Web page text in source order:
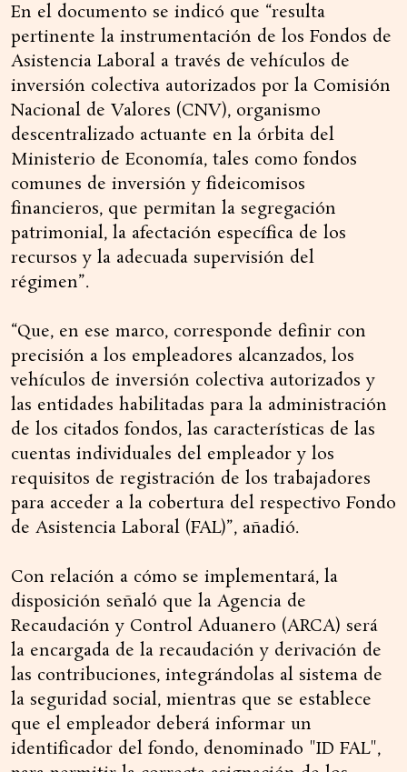
En el documento se indicó que “resulta
pertinente la instrumentación de los Fondos de
Asistencia Laboral a través de vehículos de
inversión colectiva autorizados por la Comisión
Nacional de Valores (CNV), organismo
descentralizado actuante en la órbita del
Ministerio de Economía, tales como fondos
comunes de inversión y fideicomisos
financieros, que permitan la segregación
patrimonial, la afectación específica de los
recursos y la adecuada supervisión del
régimen”.
“Que, en ese marco, corresponde definir con
precisión a los empleadores alcanzados, los
vehículos de inversión colectiva autorizados y
las entidades habilitadas para la administración
de los citados fondos, las características de las
cuentas individuales del empleador y los
requisitos de registración de los trabajadores
para acceder a la cobertura del respectivo Fondo
de Asistencia Laboral (FAL)”, añadió.
Con relación a cómo se implementará, la
disposición señaló que la Agencia de
Recaudación y Control Aduanero (ARCA) será
la encargada de la recaudación y derivación de
las contribuciones, integrándolas al sistema de
la seguridad social, mientras que se establece
que el empleador deberá informar un
identificador del fondo, denominado "ID FAL",